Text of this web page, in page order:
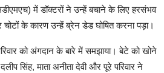
में डॉक्टरों ने उन्हें बचाने के लिए हरसंभव
के कारण उन्हें ब्रेन डेड घोषित करना पड़ा।
को अंगदान के बारे में समझाया। बेटे को खोने
सिंह, माता अनीता देवी और पूरे परिवार ने